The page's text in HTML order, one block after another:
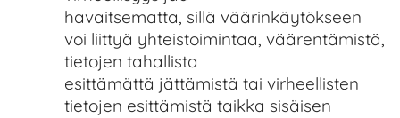
havaitsematta, sillä väärinkäytökseen
voi liittyä yhteistoimintaa, väärentämistä,
tietojen tahallista
esittämättä jättämistä tai virheellisten
tietojen esittämistä taikka sisäisen